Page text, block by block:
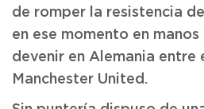
de romper la resistencia
en ese momento en manos
devenir en Alemania entre
Manchester United.